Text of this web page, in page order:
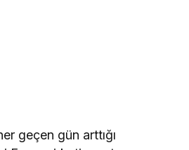
geçen gün arttığı